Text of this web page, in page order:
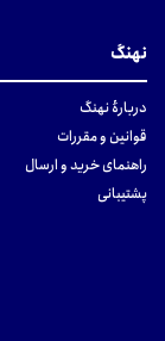
نهنگ
دربارهٔ نهنگ
قوانین و مقررات
راهنمای خرید و ارسال
پشتیبانی